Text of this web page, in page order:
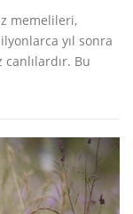
memelileri,
yıl sonra
Bu